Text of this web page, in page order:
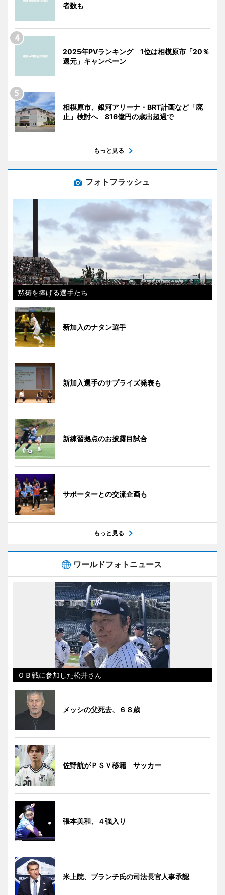
者数も
2025年PVランキング 1位は相模原市「20％
還元」キャンペーン
相模原市、銀河アリーナ・BRT計画など「廃
止」検討へ 816億円の歳出超過で
もっと見る
フォトフラッシュ
黙祷を捧げる選手たち
新加入のナタン選手
新加入選手のサプライズ発表も
新練習拠点のお披露目試合
サポーターとの交流企画も
もっと見る
ワールドフォトニュース
ＯＢ戦に参加した松井さん
メッシの父死去、６８歳
佐野航がＰＳＶ移籍 サッカー
張本美和、４強入り
米上院、ブランチ氏の司法長官人事承認